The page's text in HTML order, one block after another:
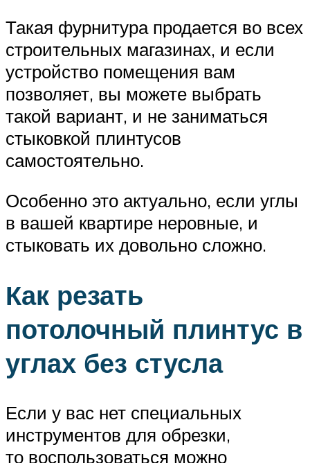
Такая фурнитура продается во всех
строительных магазинах, и если
устройство помещения вам
позволяет, вы можете выбрать
такой вариант, и не заниматься
стыковкой плинтусов
самостоятельно.
Особенно это актуально, если углы
в вашей квартире неровные, и
стыковать их довольно сложно.
Как резать
потолочный плинтус в
углах без стусла
Если у вас нет специальных
инструментов для обрезки,
то воспользоваться можно